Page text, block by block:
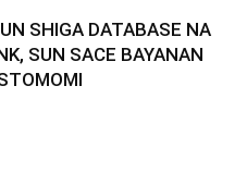
SHIGA DATABASE NA
SUN SACE BAYANAN